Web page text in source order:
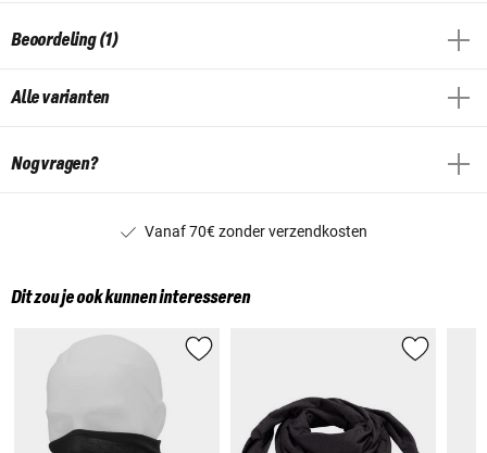
Beoordeling (1)
Alle varianten
Nog vragen?
Vanaf 70€ zonder verzendkosten
Dit zou je ook kunnen interesseren